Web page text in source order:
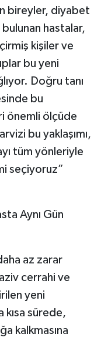
bireyler, diyabet
bulunan hastalar,
kişiler ve
bu yeni
Doğru tanı
bu
önemli ölçüde
bu yaklaşımı,
tüm yönleriyle
seçiyoruz”
Aynı Gün
az zarar
cerrahi ve
yeni
kısa sürede,
kalkmasına